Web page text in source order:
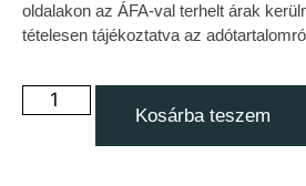
oldalakon az ÁFA-val terhelt árak
tételesen tájékoztatva az
Kosárba teszem